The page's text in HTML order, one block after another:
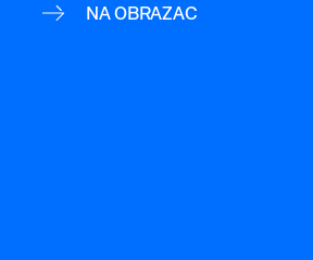
NA OBRAZAC